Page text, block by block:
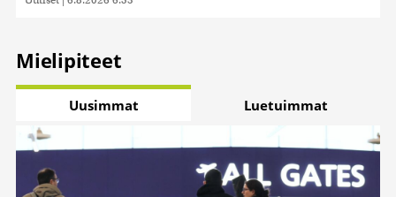
Mielipiteet
Uusimmat Luetuimmat